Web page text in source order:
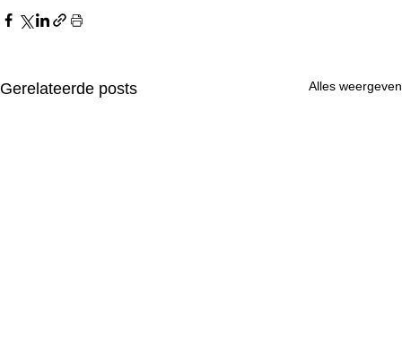
Gerelateerde posts Alles weergeven